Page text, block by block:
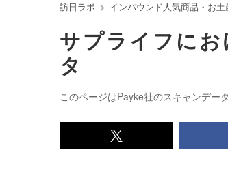
訪日ラボ インバウンド人気商品・お土
サプライフに
タ
このページはPayke社のスキャンデー
x<br>